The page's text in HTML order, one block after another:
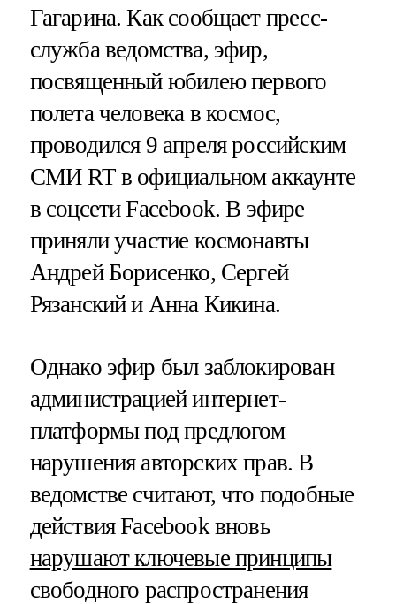
Гагарина. Как сообщает пресс-
служба ведомства, эфир,
посвященный юбилею первого
полета человека в космос,
проводился 9 апреля российским
СМИ RT в официальном аккаунте
в соцсети Facebook. В эфире
приняли участие космонавты
Андрей Борисенко, Сергей
Рязанский и Анна Кикина.
Однако эфир был заблокирован
администрацией интернет-
платформы под предлогом
нарушения авторских прав. В
ведомстве считают, что подобные
действия Facebook вновь
нарушают ключевые принципы
свободного распространения